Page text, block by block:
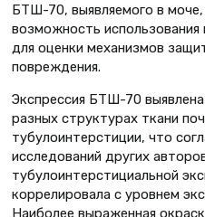
БТШ-70, выявляемого в
возможность
для оценки механизмов
повреждения.
Экспрессия БТШ-70
разных структурах ткани
тубулоинтерстиции, что
исследований других
тубулоинтерстициальной
коррелировала с уровнем
Наиболее выраженная